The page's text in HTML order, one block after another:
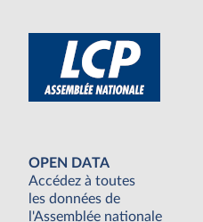
OPEN DATA
Accédez à toutes
les données de
l'Assemblée nationale